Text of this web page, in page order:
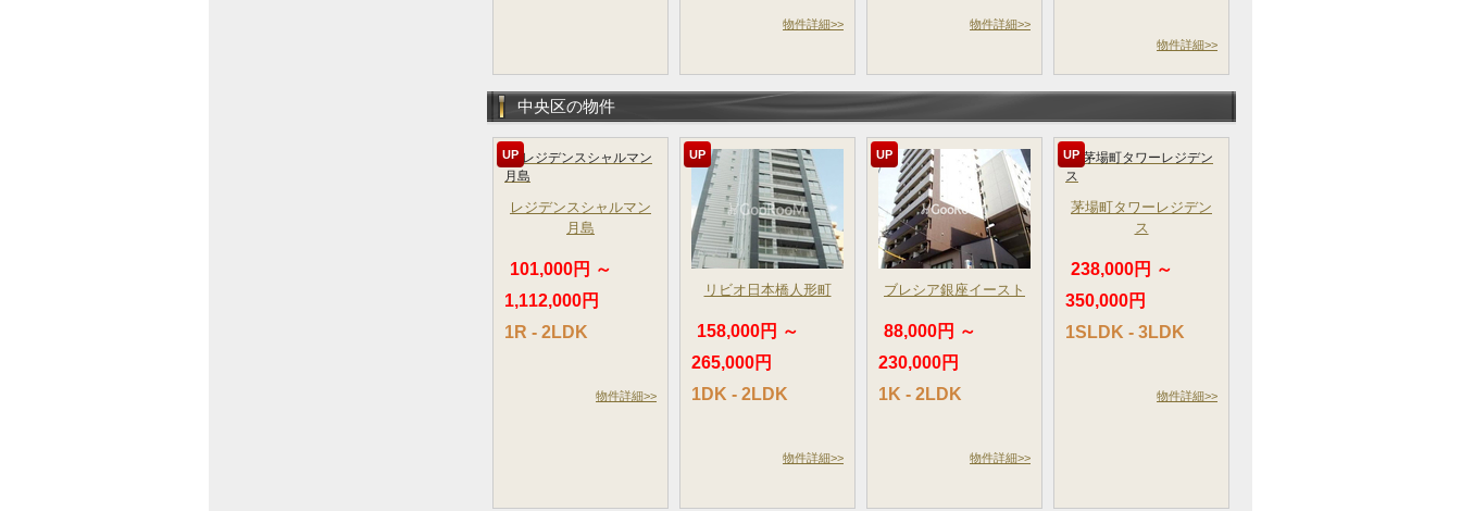
物件詳細>> 物件詳細>>
物件詳細>>
中央区の物件
UP
レジデンスシャルマン
月島
101,000円 ～
1,112,000円
1R - 2LDK
物件詳細>>
UP
リビオ日本橋人形町
158,000円 ～
265,000円
1DK - 2LDK
物件詳細>>
UP
ブレシア銀座イースト
88,000円 ～
230,000円
1K - 2LDK
物件詳細>>
UP
茅場町タワーレジデン
ス
238,000円 ～
350,000円
1SLDK - 3LDK
物件詳細>>